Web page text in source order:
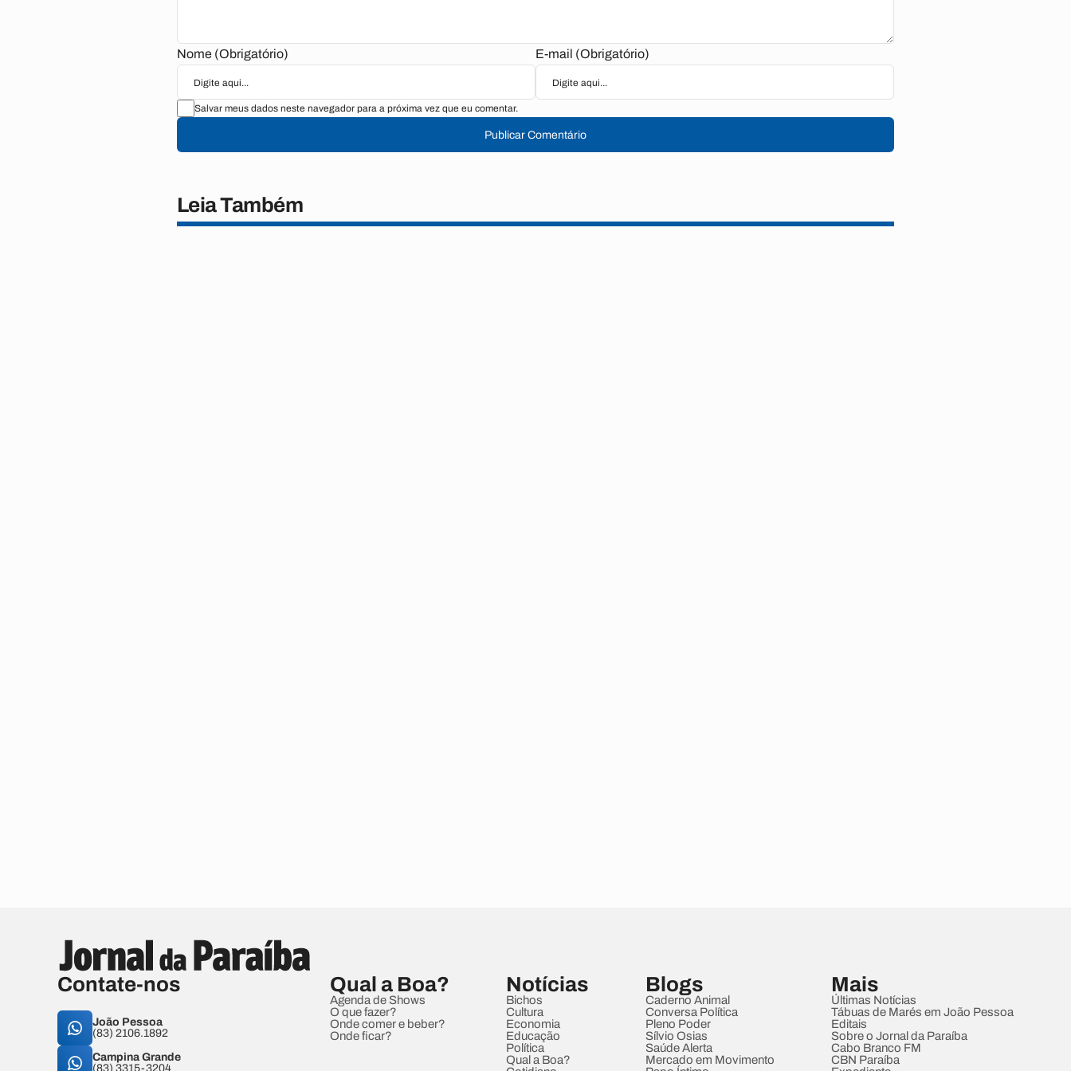
Nome (Obrigatório) E-mail (Obrigatório)
Salvar meus dados neste navegador para a próxima vez que eu comentar.
Publicar Comentário
Leia Também
Contate-nos
João Pessoa
(83) 2106.1892
Campina Grande
(83) 3315-3204
Qual a Boa?
Agenda de Shows
O que fazer?
Onde comer e beber?
Onde ficar?
Notícias
Bichos
Cultura
Economia
Educação
Política
Qual a Boa?
Blogs
Caderno Animal
Conversa Política
Pleno Poder
Sílvio Osias
Saúde Alerta
Mercado em Movimento
Mais
Últimas Notícias
Tábuas de Marés em João Pessoa
Editais
Sobre o Jornal da Paraíba
Cabo Branco FM
CBN Paraíba